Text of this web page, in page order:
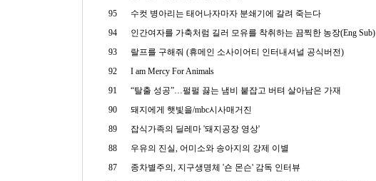
95
수컷 병아리는 태어나자마자 분쇄기에 갈려 죽는다
94
인간여자를 가축처럼 길러 모유를 착취하는 끔찍한 농장(Eng Sub)
93
랄프를 구해줘 (휴메인 소사이어티 인터내셔널 공식버전)
92
I am Mercy For Animals
91
“탈출 성공”…펄펄 끓는 냄비 붙잡고 버텨 살아남은 가재
90
돼지에게 햇빛을/mbc시사매거진
89
잡식가족의 딜레마 '돼지공장 영상'
88
우유의 진실, 어미소와 송아지의 강제 이별
87
종차별주의, 지구생명체 '숀 몬슨' 감독 인터뷰